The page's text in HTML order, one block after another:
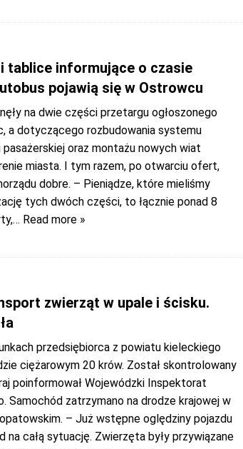
tablice informujące o czasie
pojawią się w Ostrowcu
na dwie części przetargu ogłoszonego
a dotyczącego rozbudowania systemu
oraz montażu nowych wiat
miasta. I tym razem, po otwarciu ofert,
dobre. – Pieniądze, które mieliśmy
tych dwóch części, to łącznie ponad 8
… Read more »
zwierząt w upale i ścisku.
przedsiębiorca z powiatu kieleckiego
ciężarowym 20 krów. Został skontrolowany
poinformował Wojewódzki Inspektorat
Samochód zatrzymano na drodze krajowej w
– Już wstępne oględziny pojazdu
na całą sytuację. Zwierzęta były przywiązane